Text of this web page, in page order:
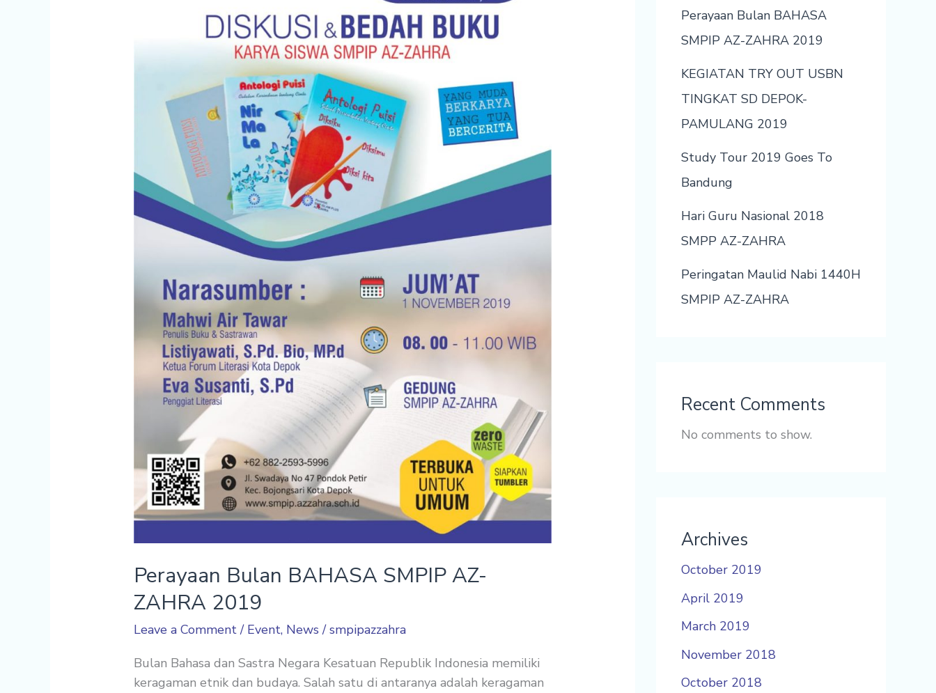
Perayaan Bulan BAHASA SMPIP AZ-
ZAHRA 2019
Leave a Comment / Event, News /smpipazzahra
Bulan Bahasa dan Sastra Negara Kesatuan Republik Indonesia memiliki
keragaman etnik dan budaya. Salah satu di antaranya adalah keragaman
Perayaan Bulan BAHASA
SMPIP AZ-ZAHRA 2019
KEGIATAN TRY OUT USBN
TINGKAT SD DEPOK-
PAMULANG 2019
Study Tour 2019 Goes To
Bandung
Hari Guru Nasional 2018
SMPP AZ-ZAHRA
Peringatan Maulid Nabi 1440H
SMPIP AZ-ZAHRA
Recent Comments
No comments to show.
Archives
October 2019
April 2019
March 2019
November 2018
October 2018